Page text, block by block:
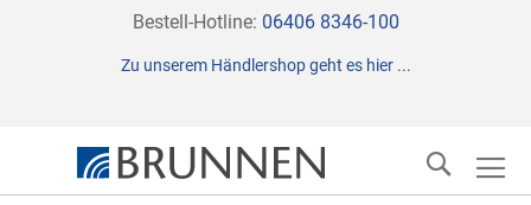
Direkt
Inhalt
Bestell-Hotline: 06406 8346-100
Zu unserem Händlershop geht es hier ...
Suche